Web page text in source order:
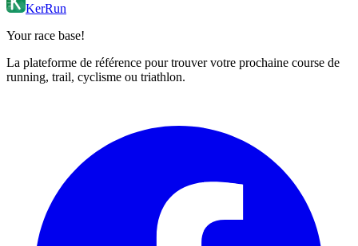
KerRun
Your race base!
La plateforme de référence pour trouver votre prochaine course de
running, trail, cyclisme ou triathlon.